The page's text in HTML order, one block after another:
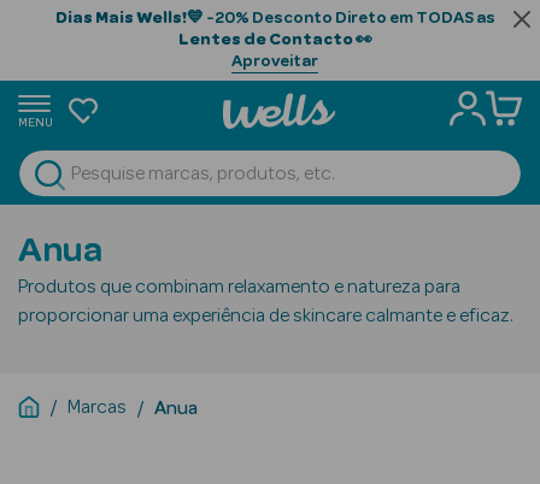
Dias Mais Wells!💙 -20% Desconto Direto em TODAS as
Lentes de Contacto👀
Aproveitar
MENU
Ver Tudo
Beauty Season
Cabelo
Cosmética
Anua
Produtos que combinam relaxamento e natureza para
proporcionar uma experiência de skincare calmante e eficaz.
Marcas Anua